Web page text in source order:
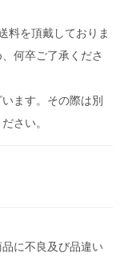
料を頂戴しておりま
何卒ご了承くださ
ます。その際は別
さい。
に不良及び品違い